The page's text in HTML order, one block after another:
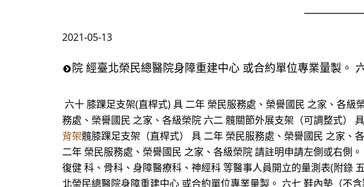
2021-05-13
院 經臺北榮民總醫院身障重建中心 或合約單位專業量製。
六十 膝踝足支架(直桿式) 具 二年 榮民服務處、榮譽國民 之家、各
務處、榮譽國民 之家、各級榮院 六二 髖關節外展支架（可調整式）
背架髖膝踝足支架（直桿式） 具 二年 榮民服務處、榮譽國民 之家、
二年 榮民服務處、榮譽國民 之家、各級榮院 請註明申請左側或右側
復健 科、骨科、身障醫療科、神經科 等醫事人員開立的量測表(附錄
北榮民總醫院身障重建中心 或合約單位專業量製。 六七 鞋內墊（不